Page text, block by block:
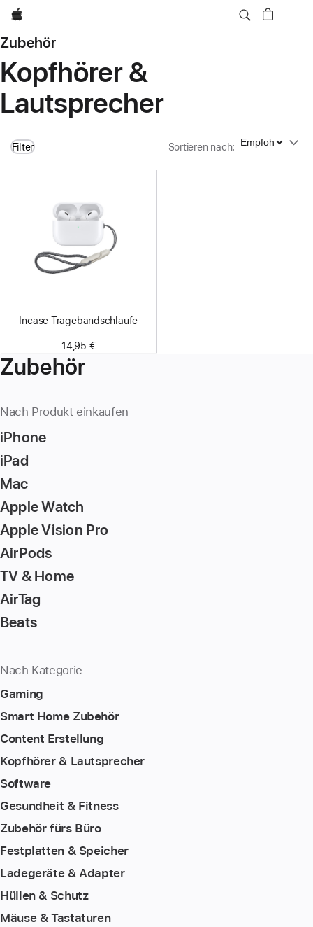
Apple
Zubehör
Kopfhörer &
Lautsprecher
Filter Sortieren nach: Sortieren nach
Incase Tragebandschlaufe
14,95 €
Zubehör
Nach Produkt einkaufen
iPhone
iPad
Mac
Apple Watch
Apple Vision Pro
AirPods
TV & Home
AirTag
Beats
Nach Kategorie
Gaming
Smart Home Zubehör
Content Erstellung
Kopfhörer & Lautsprecher
Software
Gesundheit & Fitness
Zubehör fürs Büro
Festplatten & Speicher
Ladegeräte & Adapter
Hüllen & Schutz
Mäuse & Tastaturen